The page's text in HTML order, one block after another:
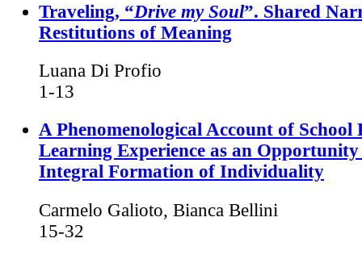
Traveling, “Drive my Soul”. Shared
Restitutions of Meaning
Luana Di Profio
1-13
A Phenomenological Account of School
Learning Experience as an
Integral Formation of Individuality
Carmelo Galioto, Bianca Bellini
15-32